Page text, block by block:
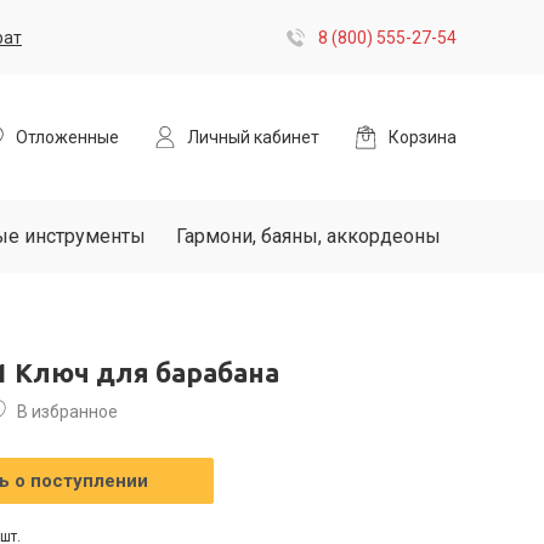
8 (800) 555-27-54
Отложенные Личный кабинет Корзина
инструменты Гармони, баяны, аккордеоны
Ключ для барабана
В избранное
о поступлении